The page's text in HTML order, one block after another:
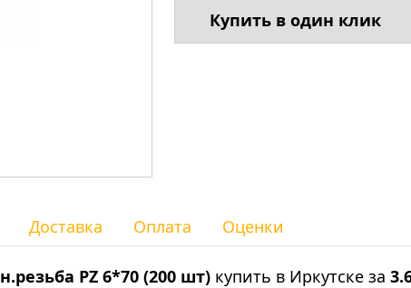
Купить в один клик
Доставка Оплата Оценки
PZ 6*70 (200 шт) купить в Иркутске за